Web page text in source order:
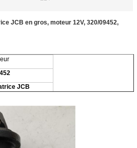
JCB en gros, moteur 12V, 320/09452,
JCB
qualité